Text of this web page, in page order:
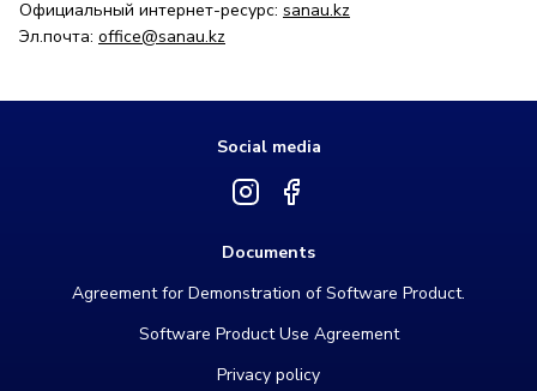
Официальный интернет-ресурс: sanau.kz
Эл.почта: office@sanau.kz
Social media
Documents
Agreement for Demonstration of Software Product.
Software Product Use Agreement
Privacy policy